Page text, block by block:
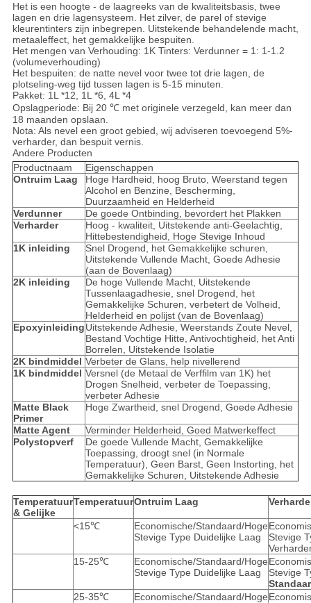
Het is een hoogte - de laagreeks van de kwaliteitsbasis, twee
lagen en drie lagensysteem. Het zilver, de parel of stevige
kleurentinters zijn inbegrepen. Uitstekende behandelende macht,
metaaleffect, het gemakkelijke bespuiten.
Het mengen van Verhouding: 1K Tinters: Verdunner = 1: 1-1.2
(volumeverhouding)
Het bespuiten: de natte nevel voor twee tot drie lagen, de
plotseling-weg tijd tussen lagen is 5-15 minuten.
Pakket: 1L *12, 1L *6, 4L *4
Opslagperiode: Bij 20 ℃ met originele verzegeld, kan meer dan
18 maanden opslaan.
Nota: Als nevel een groot gebied, wij adviseren toevoegend 5%-
verharder, dan bespuit vernis.
Andere Producten
Productnaam
Eigenschappen
Ontruim Laag
Hoge Hardheid, hoog Bruto, Weerstand tegen
Alcohol en Benzine, Bescherming,
Duurzaamheid en Helderheid
Verdunner
De goede Ontbinding, bevordert het Plakken
Verharder
Hoog - kwaliteit, Uitstekende anti-Geelachtig,
Hittebestendigheid, Hoge Stevige Inhoud
1K inleiding
Snel Drogend, het Gemakkelijke schuren,
Uitstekende Vullende Macht, Goede Adhesie
(aan de Bovenlaag)
2K inleiding
De hoge Vullende Macht, Uitstekende
Tussenlaagadhesie, snel Drogend, het
Gemakkelijke Schuren, verbetert de Volheid,
Helderheid en polijst (van de Bovenlaag)
EpoxyinleidingUitstekende Adhesie, Weerstands Zoute Nevel,
Bestand Vochtige Hitte, Antivochtigheid, het Anti
Borrelen, Uitstekende Isolatie
2K bindmiddel Verbeter de Glans, help nivellerend
1K bindmiddel Versnel (de Metaal de Verffilm van 1K) het
Drogen Snelheid, verbeter de Toepassing,
verbeter Adhesie
Matte Black
Primer
Hoge Zwartheid, snel Drogend, Goede Adhesie
Matte Agent
Verminder Helderheid, Goed Matwerkeffect
Polystopverf
De goede Vullende Macht, Gemakkelijke
Toepassing, droogt snel (in Normale
Temperatuur), Geen Barst, Geen Instorting, het
Gemakkelijke Schuren, Uitstekende Adhesie
Temperatuur
& Gelijke
TemperatuurOntruim Laag
<15℃
Economische/Standaard/Hoge
Stevige Type Duidelijke Laag
Stevige
15-25℃
Economische/Standaard/Hoge
Stevige Type Duidelijke Laag
Stevige
25-35℃
Economische/Standaard/Hoge